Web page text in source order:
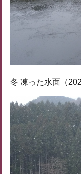
冬 凍った水面（